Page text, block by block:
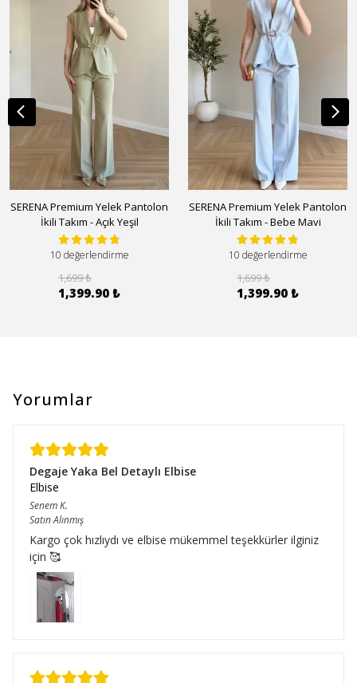
SERENA Premium Yelek Pantolon
İkili Takım - Açık Yeşil
10 değerlendirme
1,699 ₺
1,399.90 ₺
SERENA Premium Yelek Pantolon
İkili Takım - Bebe Mavi
10 değerlendirme
1,699 ₺
1,399.90 ₺
Yorumlar
Degaje Yaka Bel Detaylı Elbise
Elbise
SenemK.
Satın Alınmış
Kargo çok hızlıydı ve elbise mükemmel teşekkürler ilginiz
için 🥰